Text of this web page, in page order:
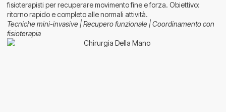
fisioterapisti per recuperare movimento fine e forza. Obiettivo:
ritorno rapido e completo alle normali attività.
Tecniche mini-invasive | Recupero funzionale | Coordinamento con
fisioterapia